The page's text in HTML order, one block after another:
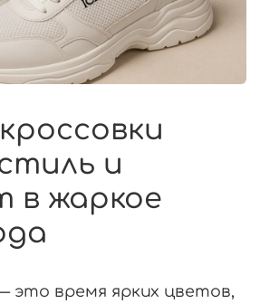
и
в жаркое
это время ярких цветов,